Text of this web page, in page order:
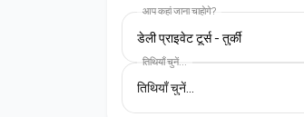
आप कहां जाना चाहाेगे?
डेली प्राइवेट टूर्स - तुर्की
तिथियाँ चुनें...